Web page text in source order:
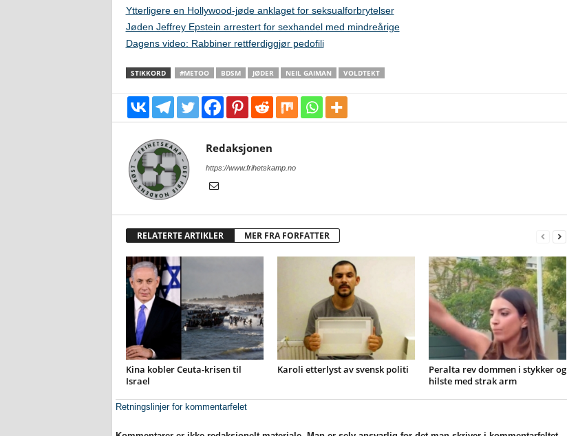
Ytterligere en Hollywood-jøde anklaget for seksualforbrytelser
Jøden Jeffrey Epstein arrestert for sexhandel med mindreårige
Dagens video: Rabbiner rettferdiggjør pedofili
STIKKORD #METOO BDSM JØDER NEIL GAIMAN VOLDTEKT
Redaksjonen
https://www.frihetskamp.no
RELATERTE ARTIKLER MER FRA FORFATTER
Kina kobler Ceuta-krisen til
Israel
Karoli etterlyst av svensk politi
Peralta rev dommen i stykker og
hilste med strak arm
Retningslinjer for kommentarfelet